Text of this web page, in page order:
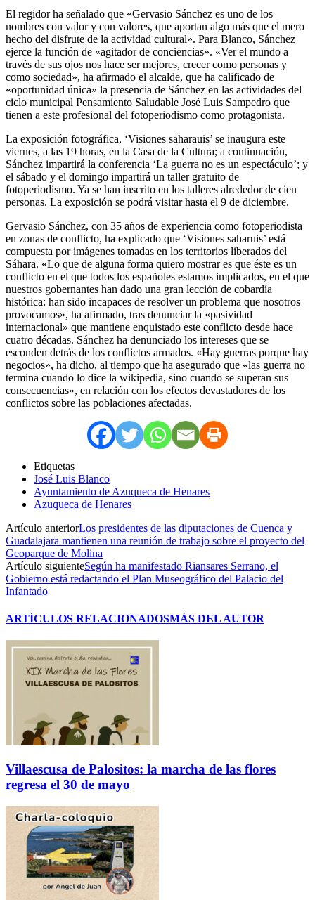
El regidor ha señalado que «Gervasio Sánchez es uno de los
nombres con valor y con valores, que aportan algo más que el mero
hecho del disfrute de la actividad cultural». Para Blanco, Sánchez
ejerce la función de «agitador de conciencias». «Ver el mundo a
través de sus ojos nos hace ser mejores, crecer como personas y
como sociedad», ha afirmado el alcalde, que ha calificado de
«oportunidad única» la presencia de Sánchez en las actividades del
ciclo municipal Pensamiento Saludable José Luis Sampedro que
tienen a este profesional del fotoperiodismo como protagonista.
La exposición fotográfica, ‘Visiones saharauis’ se inaugura este
viernes, a las 19 horas, en la Casa de la Cultura; a continuación,
Sánchez impartirá la conferencia ‘La guerra no es un espectáculo’; y
el sábado y el domingo impartirá un taller gratuito de
fotoperiodismo. Ya se han inscrito en los talleres alrededor de cien
personas. La exposición se podrá visitar hasta el 9 de diciembre.
Gervasio Sánchez, con 35 años de experiencia como fotoperiodista
en zonas de conflicto, ha explicado que ‘Visiones saharuis’ está
compuesta por imágenes tomadas en los territorios liberados del
Sáhara. «Lo que de alguna forma quiero mostrar es que éste es un
conflicto en el que todos los españoles estamos implicados, en el que
nuestros gobernantes han dado una gran lección de cobardía
histórica: han sido incapaces de resolver un problema que nosotros
provocamos», ha afirmado, tras denunciar la «pasividad
internacional» que mantiene enquistado este conflicto desde hace
cuatro décadas. Sánchez ha denunciado los intereses que se
esconden detrás de los conflictos armados. «Hay guerras porque hay
negocios», ha dicho, al tiempo que ha asegurado que «las guerra no
termina cuando lo dice la wikipedia, sino cuando se superan sus
consecuencias», en relación con los efectos devastadores de los
conflictos sobre las poblaciones afectadas.
Etiquetas
José Luis Blanco
Ayuntamiento de Azuqueca de Henares
Azuqueca de Henares
Artículo anteriorLos presidentes de las diputaciones de Cuenca y
Guadalajara mantienen una reunión de trabajo sobre el proyecto del
Geoparque de Molina
Artículo siguienteSegún ha manifestado Riansares Serrano, el
Gobierno está redactando el Plan Museográfico del Palacio del
Infantado
ARTÍCULOS RELACIONADOSMÁS DEL AUTOR
Villaescusa de Palositos: la marcha de las flores
regresa el 30 de mayo